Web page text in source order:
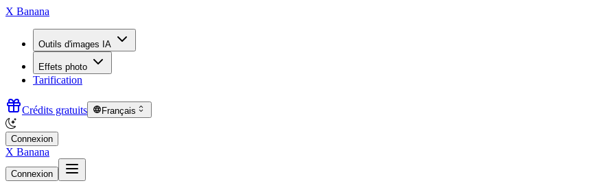
X Banana
Outils d'images IA
Effets photo
Tarification
Crédits gratuits Français
Connexion
X Banana
Connexion